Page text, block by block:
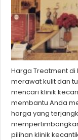
Harga Treatment di
merawat kulit dan
mencari klinik
membantu Anda
harga yang
pilihan klinik